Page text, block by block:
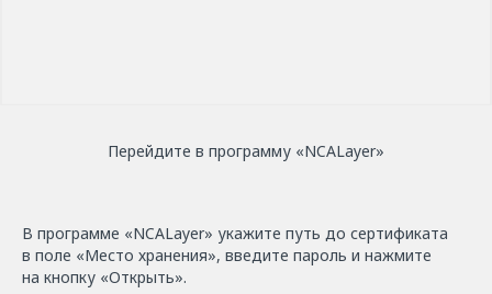
Перейдите в программу «NCАLayer»
В программе «NCALayer» укажите путь до сертификата
в поле «Место хранения», введите пароль и нажмите
на кнопку «Открыть».